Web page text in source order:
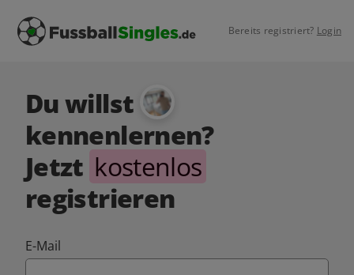
Bereits registriert? Login
Du willst
kennenlernen?
Jetzt kostenlos
registrieren
E-Mail